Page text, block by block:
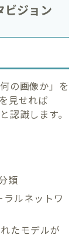
ビジョン
の画像か」を
見せれば
認識します。
類
ルネットワ
たモデルが